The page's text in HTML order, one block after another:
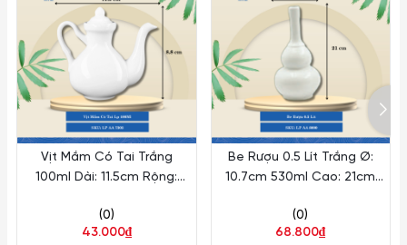
Vịt Mắm Có Tai Trắng
100ml Dài: 11.5cm Rộng:
Cái/Thùng 50 Cái/Hộp
Long Phương Sứ LP AA 7303
(0)
43.000₫
Be Rượu 0.5 Lít Trắng Ø:
10.7cm 530ml Cao: 21cm
Cái/Hộp Long Phương Sứ LP
AA 8000
(0)
68.800₫